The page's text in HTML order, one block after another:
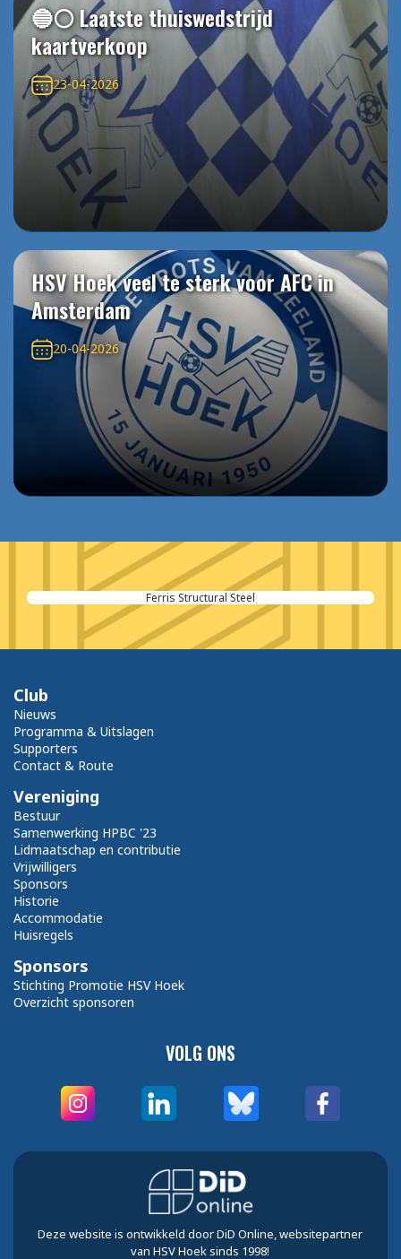
🔵⚪️ Laatste thuiswedstrijd
kaartverkoop
23-04-2026
HSV Hoek veel te sterk voor AFC in
Amsterdam
20-04-2026
Ferris Structural Steel
VOLG ONS
Club
Nieuws
Programma & Uitslagen
Supporters
Contact & Route
Vereniging
Bestuur
Samenwerking HPBC '23
Lidmaatschap en contributie
Vrijwilligers
Sponsors
Historie
Accommodatie
Huisregels
Sponsors
Stichting Promotie HSV Hoek
Overzicht sponsoren
Deze website is ontwikkeld door DiD Online, websitepartner
van HSV Hoek sinds 1998!